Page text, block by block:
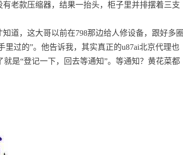
老款压缩器，结果一抬头，柜子里并排摆着三支
道，这大哥以前在798那边给人修设备，跟好多圈
过的”。他告诉我，其实真正的u87ai北京代理也
是“登记一下，回去等通知”。等通知？黄花菜都